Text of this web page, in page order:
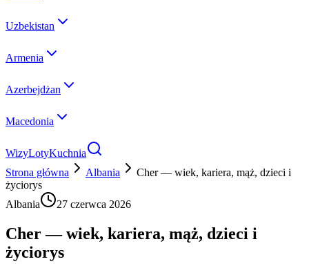
Uzbekistan
Armenia
Azerbejdżan
Macedonia
WizyLotyKuchnia
Strona główna
Albania
Cher — wiek, kariera, mąż, dzieci i
życiorys
Albania
27 czerwca 2026
Cher — wiek, kariera, mąż, dzieci i
życiorys